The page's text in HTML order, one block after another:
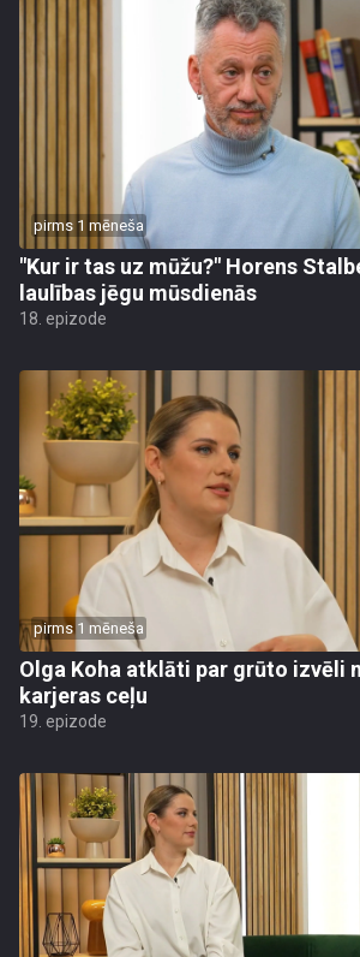
pirms 1 mēneša
"Kur ir tas uz mūžu?" Horens
laulības jēgu mūsdienās
18. epizode
pirms 1 mēneša
Olga Koha atklāti par grūto izvēli
karjeras ceļu
19. epizode